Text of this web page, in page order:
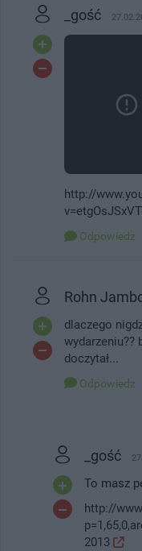
_gość
http://
Odpowiedz
Rohn
dlaczego
wydarzeniu??
doczytał...
Odpowiedz
_gość
To masz
http://
2013